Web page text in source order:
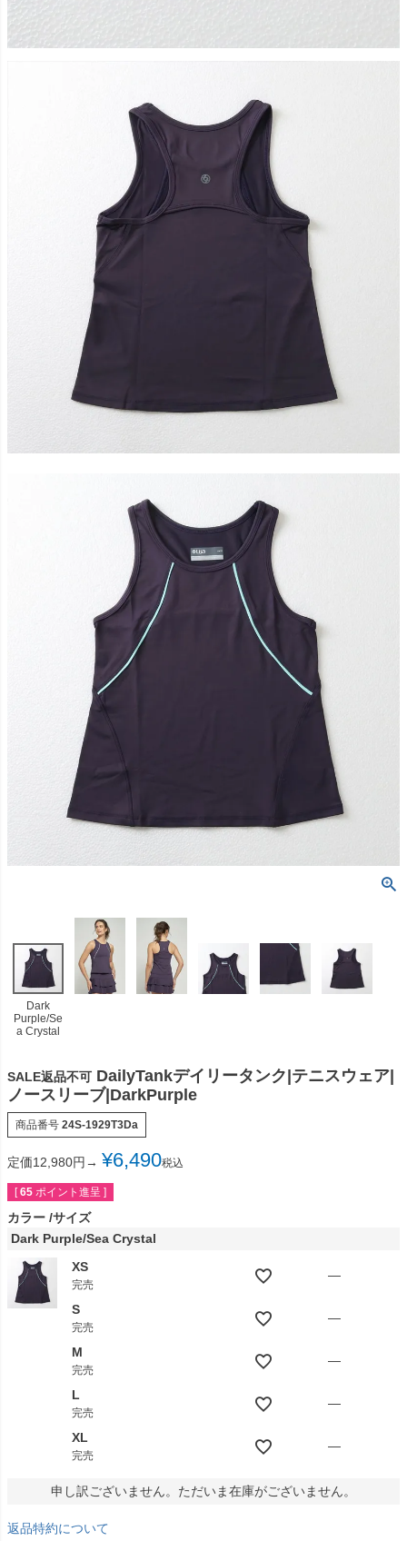
Dark
Purple/Se
a Crystal
SALE返品不可 DailyTankデイリータンク|テニスウェア|
ノースリーブ|DarkPurple
商品番号 24S-1929T3Da
定価12,980円→ ¥6,490税込
[ 65 ポイント進呈 ]
カラー サイズ
Dark Purple/Sea Crystal
XS
完売
—
S
完売
—
M
完売
—
L
完売
—
XL
完売
—
申し訳ございません。ただいま在庫がございません。
返品特約について